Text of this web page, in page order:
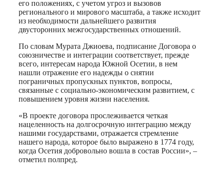
его положениях, с учетом угроз и вызовов
регионального и мирового масштаба, а также исходит
из необходимости дальнейшего развития
двусторонних межгосударственных отношений.
По словам Мурата Джиоева, подписание Договора о
союзничестве и интеграции соответствует, прежде
всего, интересам народа Южной Осетии, в нем
нашли отражение его надежды о снятии
пограничных пропускных пунктов, вопросы,
связанные с социально-экономическим развитием, с
повышением уровня жизни населения.
«В проекте договора прослеживается четкая
нацеленность на долгосрочную интеграцию между
нашими государствами, отражается стремление
нашего народа, которое было выражено в 1774 году,
когда Осетия добровольно вошла в состав России», –
отметил полпред.